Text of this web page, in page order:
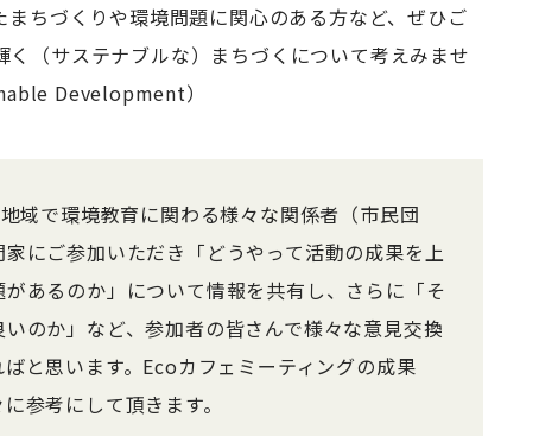
ちづくりや環境問題に関心のある方など、ぜひご
（サステナブルな）まちづくについて考えみませ
Development）
域で環境教育に関わる様々な関係者（市民団
にご参加いただき「どうやって活動の成果を上
あるのか」について情報を共有し、さらに「そ
のか」など、参加者の皆さんで様々な意見交換
と思います。Ecoカフェミーティングの成果
参考にして頂きます。